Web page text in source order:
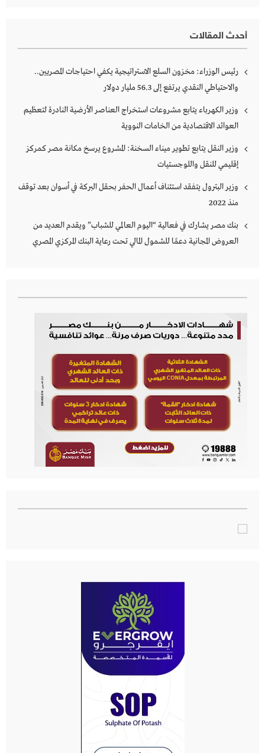
أحدث المقالات
رئيس الوزراء: مخزون السلع الاستراتيجية يكفي احتياجات المصريين..
والاحتياطي النقدي يرتفع إلى 56.3 مليار دولار
وزير الكهرباء يتابع مشروعات استخراج العناصر الأرضية النادرة لتعظيم
العوائد الاقتصادية من الخامات النووية
وزير النقل يتابع تطوير ميناء السخنة: المشروع يرسخ مكانة مصر كمركز
إقليمي للنقل واللوجستيات
وزير البترول يتفقد استئناف أعمال الحفر بحقل البركة في أسوان بعد توقف
منذ 2022
بنك مصر يشارك في فعالية “اليوم العالمي للشباب” ويقدم العديد من
العروض المجانية دعمًا للشمول المالي تحت رعاية البنك المركزي المصري